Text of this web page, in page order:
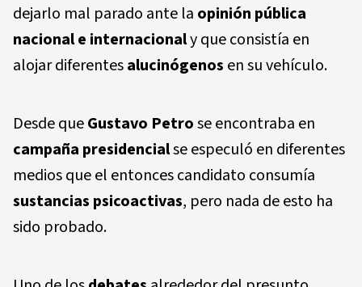
dejarlo mal parado ante la opinión pública
nacional e internacionaly que consistía en
alojar diferentesalucinógenos en su vehículo.
Desde queGustavo Petrose encontraba en
campaña presidencialse especuló en diferentes
medios que el entonces candidato consumía
sustancias psicoactivas, pero nada de esto ha
sido probado.